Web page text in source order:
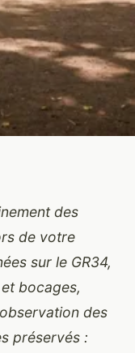
autour
des
de votre
sur le GR34,
bocages,
des
préservés :